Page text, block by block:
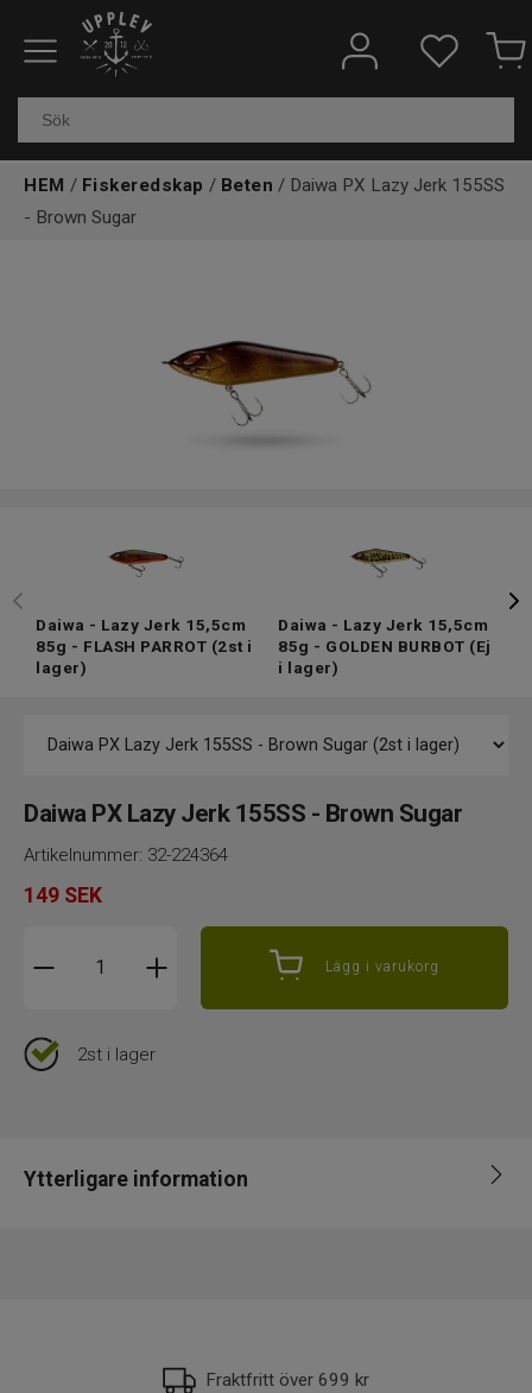
Fiskeredskap
Kläder & skor
HEM / Fiskeredskap / Beten / Daiwa PX Lazy Jerk 155SS
- Brown Sugar
Daiwa - Lazy Jerk 15,5cm
85g - FLASH PARROT (2st i
lager)
Daiwa - Lazy Jerk 15,5cm
85g - GOLDEN BURBOT (Ej
i lager)
Daiwa PX Lazy Jerk 155SS - Brown Sugar
Artikelnummer: 32-224364
149 SEK
Lägg i varukorg
2st i lager
Ytterligare information
Fraktfritt över 699 kr